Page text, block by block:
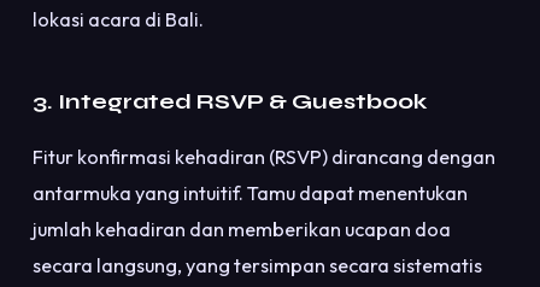
lokasi acara di Bali.
3. Integrated RSVP & Guestbook
Fitur konfirmasi kehadiran (RSVP) dirancang dengan
antarmuka yang intuitif. Tamu dapat menentukan
jumlah kehadiran dan memberikan ucapan doa
secara langsung, yang tersimpan secara sistematis